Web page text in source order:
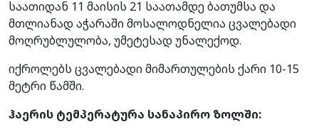
საათიდან 11 მაისის 21 საათამდე ბათუმსა და
მთლიანად აჭარაში მოსალოდნელია ცვალებადი
მოღრუბლულობა, უმეტესად უნალექოდ.
იქროლებს ცვალებადი მიმართულების ქარი 10-15
მეტრი წამში.
ჰაერის ტემპერატურა სანაპირო ზოლში: